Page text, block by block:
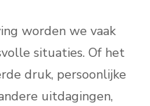
worden we vaak
situaties. Of het
druk, persoonlijke
uitdagingen,